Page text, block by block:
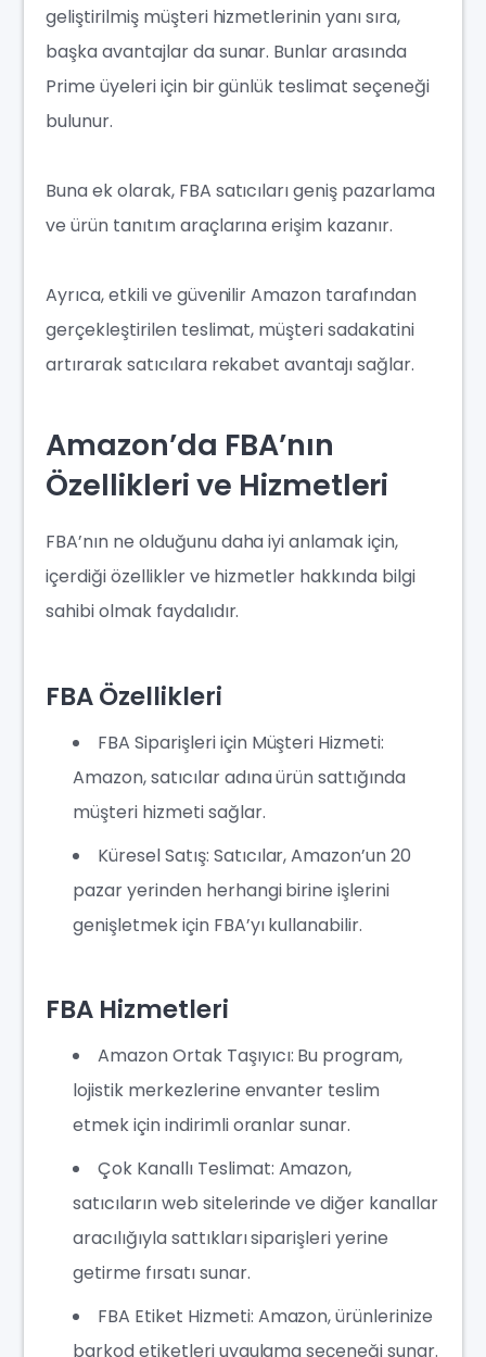
geliştirilmiş müşteri hizmetlerinin yanı sıra,
başka avantajlar da sunar. Bunlar arasında
Prime üyeleri için bir günlük teslimat seçeneği
bulunur.
Buna ek olarak, FBA satıcıları geniş pazarlama
ve ürün tanıtım araçlarına erişim kazanır.
Ayrıca, etkili ve güvenilir Amazon tarafından
gerçekleştirilen teslimat, müşteri sadakatini
artırarak satıcılara rekabet avantajı sağlar.
Amazon’da FBA’nın
Özellikleri ve Hizmetleri
FBA’nın ne olduğunu daha iyi anlamak için,
içerdiği özellikler ve hizmetler hakkında bilgi
sahibi olmak faydalıdır.
FBA Özellikleri
FBA Siparişleri için Müşteri Hizmeti:
Amazon, satıcılar adına ürün sattığında
müşteri hizmeti sağlar.
Küresel Satış: Satıcılar, Amazon’un 20
pazar yerinden herhangi birine işlerini
genişletmek için FBA’yı kullanabilir.
FBA Hizmetleri
Amazon Ortak Taşıyıcı: Bu program,
lojistik merkezlerine envanter teslim
etmek için indirimli oranlar sunar.
Çok Kanallı Teslimat: Amazon,
satıcıların web sitelerinde ve diğer kanallar
aracılığıyla sattıkları siparişleri yerine
getirme fırsatı sunar.
FBA Etiket Hizmeti: Amazon, ürünlerinize
barkod etiketleri uygulama seçeneği sunar.